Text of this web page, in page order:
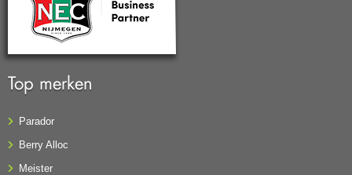
Top merken
Parador
Berry Alloc
Meister